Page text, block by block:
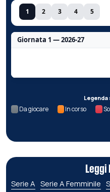
1 2 3 4 5
Giornata 1 — 2026-27
Da giocare In corso
Leggi
Serie A Serie A Femminile